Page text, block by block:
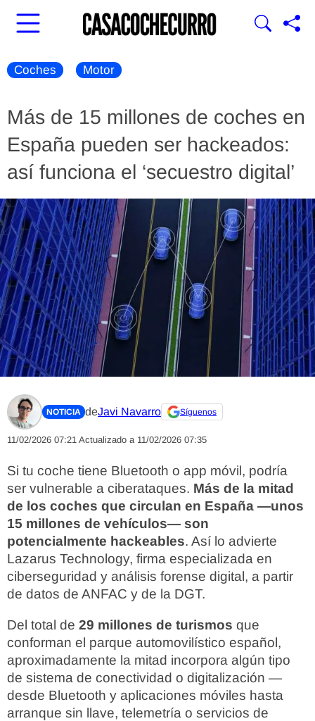
Coches Motor
Más de 15 millones de coches en
España pueden ser hackeados:
así funciona el ‘secuestro digital’
NOTICIA deJavi Navarro Síguenos
11/02/2026 07:21 Actualizado a 11/02/2026 07:35
Si tu coche tiene Bluetooth o app móvil, podría
ser vulnerable a ciberataques. Más de la mitad
de los coches que circulan en España —unos
15 millones de vehículos— son
potencialmente hackeables. Así lo advierte
Lazarus Technology, firma especializada en
ciberseguridad y análisis forense digital, a partir
de datos de ANFAC y de la DGT.
Del total de 29 millones de turismos que
conforman el parque automovilístico español,
aproximadamente la mitad incorpora algún tipo
de sistema de conectividad o digitalización —
desde Bluetooth y aplicaciones móviles hasta
arranque sin llave, telemetría o servicios de